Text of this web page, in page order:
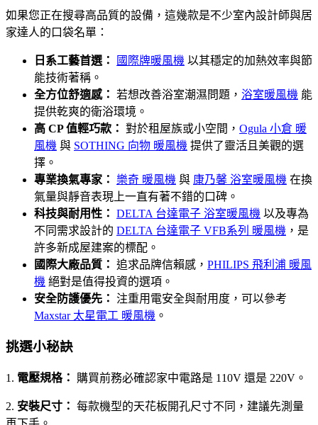
如果您正在搜尋高品質的設備，這幾款是不少室內設計師與居
家達人的口袋名單：
日系工藝首選： 國際牌暖風機 以其穩定的加熱效率與節
能技術著稱。
全方位舒適感： 若想改善浴室潮濕問題， 浴室暖風機 能
提供乾爽的衛浴環境。
高 CP 值輕巧款： 對於租屋族或小空間， Ogula 小倉 暖
風機 與 SOTHING 向物 暖風機 提供了靈活且美觀的選
擇。
專業換氣專家： 樂奇 暖風機 與 康乃馨 浴室暖風機 在換
氣量與靜音表現上一直有著不錯的口碑。
科技與耐用性： DELTA 台達電子 浴室暖風機 以及專為
不同需求設計的 DELTA 台達電子 VFB系列 暖風機 ，是
許多新成屋建案的標配。
國際大廠品質： 追求品牌信賴感， PHILIPS 飛利浦 暖風
機 絕對是值得投資的選項。
安全防護優先： 注重用電安全與耐用度，可以參考
Maxstar 太星電工 暖風機 。
挑選小秘訣
1. 電壓規格： 購買前務必確認家中電路是 110V 還是 220V。
2. 安裝尺寸： 每款機型的天花板開孔尺寸不同，建議先測量